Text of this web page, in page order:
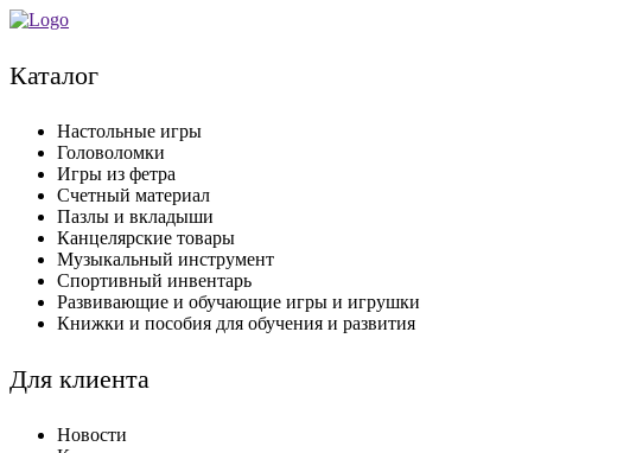
Каталог
Настольные игры
Головоломки
Игры из фетра
Счетный материал
Пазлы и вкладыши
Канцелярские товары
Музыкальный инструмент
Спортивный инвентарь
Развивающие и обучающие игры и игрушки
Книжки и пособия для обучения и развития
Для клиента
Новости